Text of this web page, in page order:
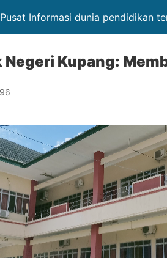
Informasi dunia pendidikan
Kupang: